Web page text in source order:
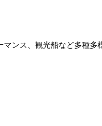
ンス、観光船など多種多